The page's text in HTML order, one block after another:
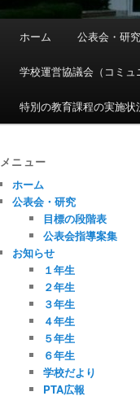
ホーム 公表会・研究
学校運営協議会（コミュ
特別の教育課程の実施状
メニュー
ホーム
公表会・研究
目標の段階表
公表会指導案集
お知らせ
１年生
２年生
３年生
４年生
５年生
６年生
学校だより
PTA広報